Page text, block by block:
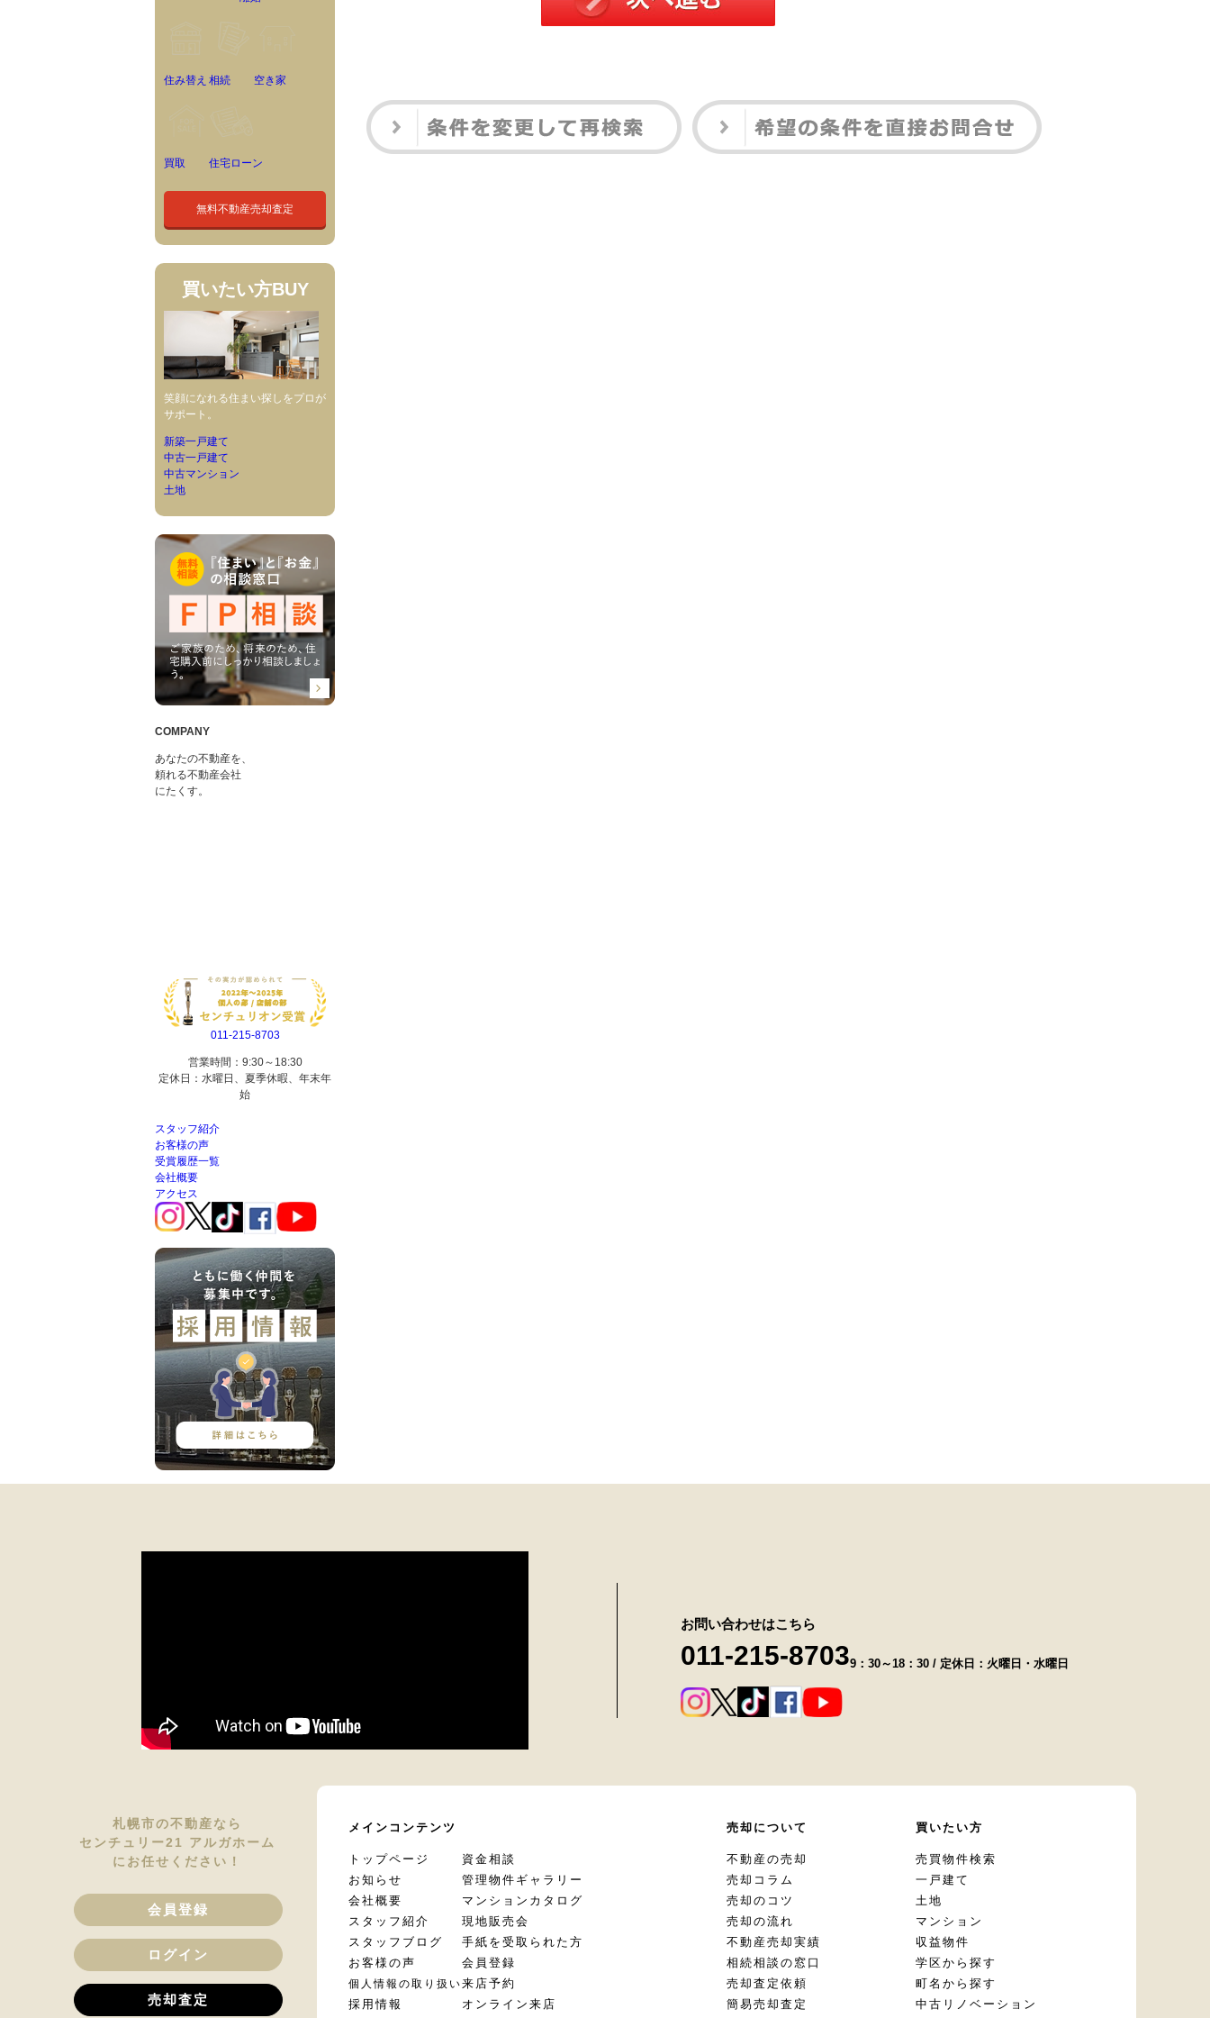
住み替え 相続 空き家
買取 住宅ローン
無料不動産売却査定
買いたい方BUY
笑顔になれる住まい探しをプロが
サポート。
新築一戸建て
中古一戸建て
中古マンション
土地
COMPANY
あなたの不動産を、
頼れる不動産会社
にたくす。
011-215-8703
営業時間：9:30～18:30
定休日：水曜日、夏季休暇、年末年
始
スタッフ紹介
お客様の声
受賞履歴一覧
会社概要
アクセス
お問い合わせはこちら
011-215-87039：30～18：30 / 定休日：火曜日・水曜日
札幌市の不動産なら
センチュリー21 アルガホーム
にお任せください！
会員登録
ログイン
売却査定
メインコンテンツ
トップページ
お知らせ
会社概要
スタッフ紹介
スタッフブログ
お客様の声
個人情報の取り扱い
採用情報
資金相談
管理物件ギャラリー
マンションカタログ
現地販売会
手紙を受取られた方
会員登録
来店予約
オンライン来店
売却について
不動産の売却
売却コラム
売却のコツ
売却の流れ
不動産売却実績
相続相談の窓口
売却査定依頼
簡易売却査定
買いたい方
売買物件検索
一戸建て
土地
マンション
収益物件
学区から探す
町名から探す
中古リノベーション